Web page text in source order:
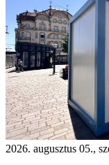
2026. augusztus 05.,